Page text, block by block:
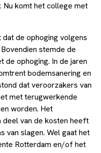
Nu komt het college met
de ophoging volgens
stemde de
de ophoging. In de jaren
bodemsanering en
dat veroorzakers van
met terugwerkende
worden. Het
van de kosten heeft
van slagen. Wel gaat het
Rotterdam en/of het